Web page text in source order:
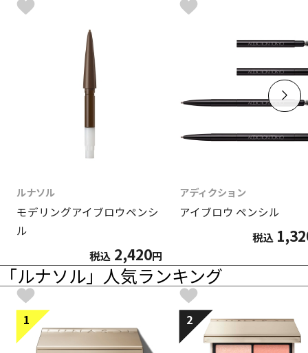
ルナソル
モデリングアイブロウペンシ
ル
税込 2,420円
アディクション
アイブロウ ペンシル
税込
「ルナソル」人気ランキング
1 2